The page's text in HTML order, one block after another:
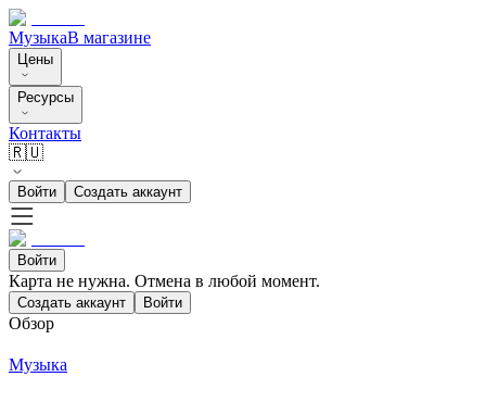
МузыкаВ магазине
Цены
Ресурсы
Контакты
🇷🇺
Войти Создать аккаунт
Войти
Карта не нужна. Отмена в любой момент.
Создать аккаунт Войти
Обзор
Музыка